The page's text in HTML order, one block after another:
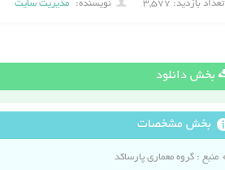
تعداد بازدید: ۳,۵۷۷ نویسنده: مدیریت سایت
بخش دانلود
بخش مشخصات
منبع : گروه معماری پارساکد